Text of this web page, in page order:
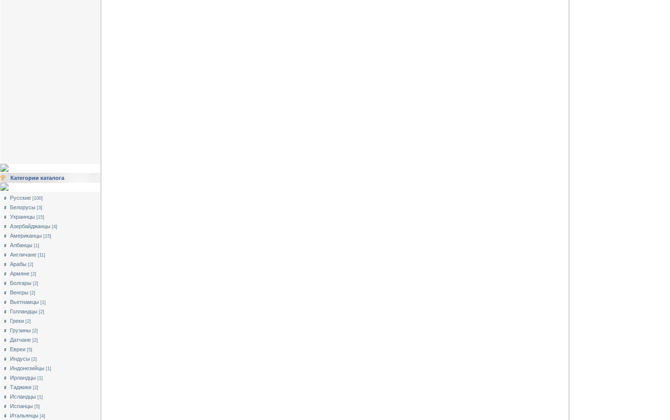
Категории каталога
Русские [100]
Белорусы [3]
Украинцы [15]
Азербайджанцы [4]
Американцы [15]
Албанцы [1]
Англичане [11]
Арабы [2]
Армяне [2]
Болгары [2]
Венгры [2]
Вьетнамцы [1]
Голландцы [2]
Греки [2]
Грузины [2]
Датчане [2]
Евреи [5]
Индусы [2]
Индонезийцы [1]
Ирландцы [1]
Таджики [2]
Исландцы [1]
Испанцы [5]
Итальянцы [4]